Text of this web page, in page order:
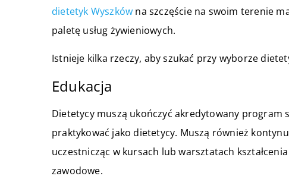
dietetyk Wyszków na szczęście na swoim terenie
paletę usług żywieniowych.
Istnieje kilka rzeczy, aby szukać przy wyborze
Edukacja
Dietetycy muszą ukończyć akredytowany
praktykować jako dietetycy. Muszą również
uczestnicząc w kursach lub warsztatach
zawodowe.